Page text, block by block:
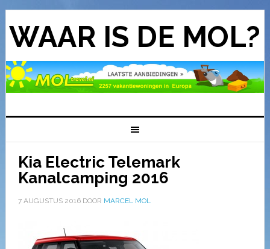
WAAR IS DE MOL?
Kia Electric Telemark
Kanalcamping 2016
7 AUGUSTUS 2016DOOR MARCEL MOL